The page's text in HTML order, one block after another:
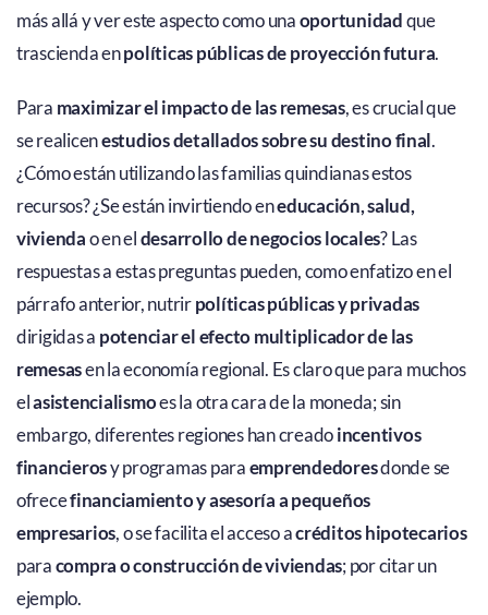
más allá y ver este aspecto como unaoportunidadque
trascienda enpolíticas públicas de proyección futura.
Para maximizar el impacto de las remesas, es crucial que
se realicenestudios detallados sobre su destino final.
¿Cómo están utilizando las familias quindianas estos
recursos? ¿Se están invirtiendo eneducación, salud,
viviendao en eldesarrollo de negocios locales? Las
respuestas a estas preguntas pueden, como enfatizo en el
párrafo anterior, nutrirpolíticas públicas y privadas
dirigidas a potenciar el efecto multiplicador de las
remesasen la economía regional. Es claro que para muchos
elasistencialismoes la otra cara de la moneda; sin
embargo, diferentes regiones han creadoincentivos
financierosy programas paraemprendedoresdonde se
ofrecefinanciamiento y asesoría a pequeños
empresarios, o se facilita el acceso acréditos hipotecarios
paracompra o construcción de viviendas; por citar un
ejemplo.